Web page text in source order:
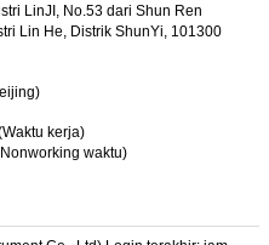
LinJI, No.53 dari Shun Ren
Lin He, Distrik ShunYi, 101300
kerja)
waktu)